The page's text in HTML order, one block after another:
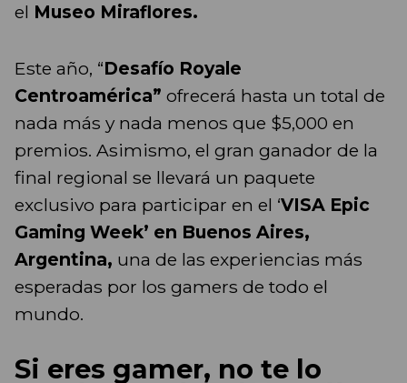
el Museo Miraflores.
Este año, “Desafío Royale
Centroamérica” ofrecerá hasta un total de
nada más y nada menos que $5,000 en
premios. Asimismo, el gran ganador de la
final regional se llevará un paquete
exclusivo para participar en el ‘VISA Epic
Gaming Week’ en Buenos Aires,
Argentina, una de las experiencias más
esperadas por los gamers de todo el
mundo.
Si eres gamer, no te lo